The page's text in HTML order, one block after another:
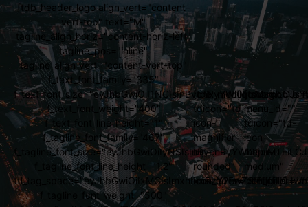
[tdb_header_logo align_vert="content-
vert-top" text="M"
tagline_align_horiz="content-horiz-left"
tagline_pos="inline"
tagline_align_vert="content-vert-top"
f_text_font_family="335"
f_text_font_weight="400"
f_text_font_line_height="1"
f_tagline_font_family="467"
f_tagline_font_line_height="1.2"
f_tagline_font_weight="500"
[tdb_mobile_search
tdicon="td-
icon-
magnifier-
big-
rounded"
icon_color="#ffffff"]
menu_id=""
tdicon="td-
icon-
menu-
medium"